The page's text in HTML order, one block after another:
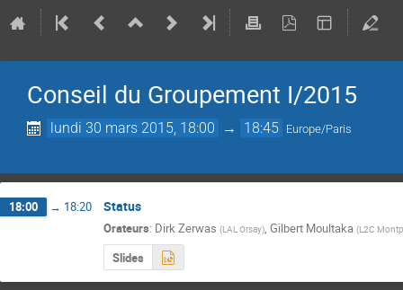
Conseil du Groupement I/2015
lundi 30 mars 2015, 18:00 → 18:45 Europe/Paris
18:00 → 18:20 Status
Orateurs: Dirk Zerwas (LAL Orsay), Gilbert Moultaka (L2C
Slides